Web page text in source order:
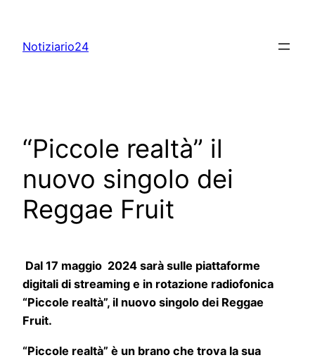
content
Notiziario24
“Piccole realtà” il
nuovo singolo dei
Reggae Fruit
Dal 17 maggio 2024 sarà sulle piattaforme
digitali di streaming e in rotazione radiofonica
“Piccole realtà”, il nuovo singolo dei Reggae
Fruit.
“Piccole realtà” è un brano che trova la sua